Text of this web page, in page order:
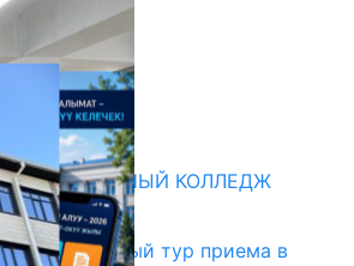
КОЛЛЕДЖ
первый тур приема в